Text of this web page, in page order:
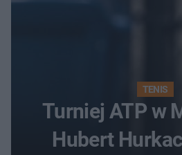
TENIS
Turniej ATP w
Hubert